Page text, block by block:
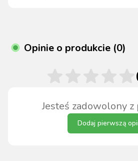
Opinie o produkcie (0)
Jesteś zadowolony
Dodaj pierwszą